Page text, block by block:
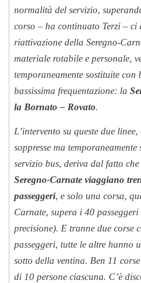
normalità del servizio,
corso – ha continuato Terzi – ci
riattivazione della Seregno-
materiale rotabile e personale,
temporaneamente sostituite con
bassissima frequentazione: la
la Bornato – Rovato.
L’intervento su queste due
soppresse ma temporaneamente
servizio bus, deriva dal fatto
Seregno-Carnate viaggiano
passeggeri, e solo una corsa,
Carnate, supera i 40
precisione). E tranne due corse
passeggeri, tutte le altre hanno
sotto della ventina. Ben 11
di 10 persone ciascuna. C’è